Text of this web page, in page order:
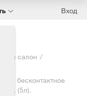
Вход
салон
бесконтактное
(5л).